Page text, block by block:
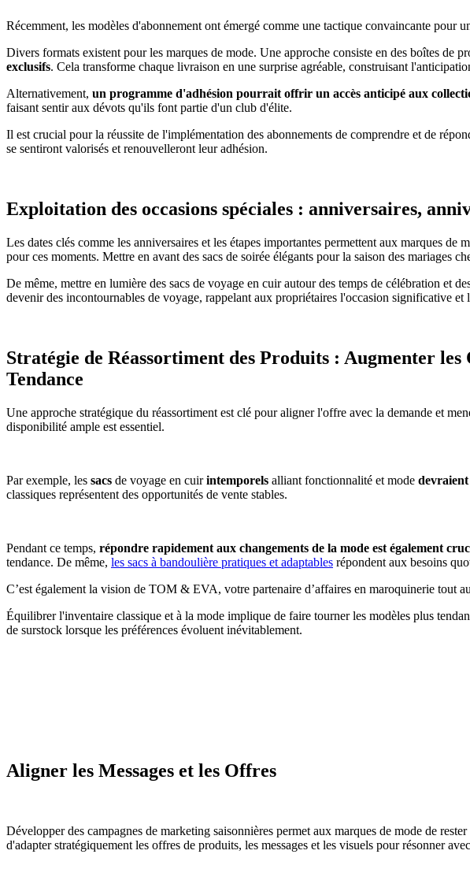
Récemment, les modèles d'abonnement ont émergé comme une tactique convaincante pour
Divers formats existent pour les marques de mode. Une approche consiste en des boîtes de
exclusifs. Cela transforme chaque livraison en une surprise agréable, construisant
Alternativement, un programme d'adhésion pourrait offrir un accès anticipé aux
faisant sentir aux dévots qu'ils font partie d'un club d'élite.
Il est crucial pour la réussite de l'implémentation des abonnements de comprendre et de
se sentiront valorisés et renouvelleront leur adhésion.
Exploitation des occasions spéciales : anniversaires,
Les dates clés comme les anniversaires et les étapes importantes permettent aux marques
pour ces moments. Mettre en avant des sacs de soirée élégants pour la saison des
De même, mettre en lumière des sacs de voyage en cuir autour des temps de célébration et
devenir des incontournables de voyage, rappelant aux propriétaires l'occasion significative et
Stratégie de Réassortiment des Produits : Augmenter
Tendance
Une approche stratégique du réassortiment est clé pour aligner l'offre avec la demande et
disponibilité ample est essentiel.
Par exemple, les sacs de voyage en cuirintemporels alliant fonctionnalité et mode
classiques représentent des opportunités de vente stables.
Pendant ce temps, répondre rapidement aux changements de la mode est également
tendance. De même, les sacs à bandoulière pratiques et adaptables répondent aux besoins
C’est également la vision de TOM & EVA, votre partenaire d’affaires en maroquinerie tout
Équilibrer l'inventaire classique et à la mode implique de faire tourner les modèles plus
de surstock lorsque les préférences évoluent inévitablement.
Aligner les Messages et les Offres
Développer des campagnes de marketing saisonnières permet aux marques de mode de
d'adapter stratégiquement les offres de produits, les messages et les visuels pour résonner